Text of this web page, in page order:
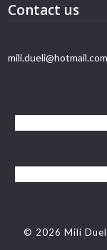
Contact us
mili.dueli@hotmail.com
© 2026 Mili